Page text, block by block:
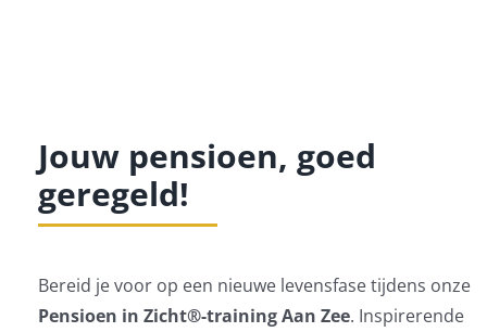
Jouw pensioen, goed
geregeld!
Bereid je voor op een nieuwe levensfase tijdens onze
Pensioen in Zicht®️-training Aan Zee. Inspirerende